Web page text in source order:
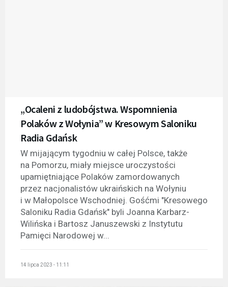
„Ocaleni z ludobójstwa. Wspomnienia
Polaków z Wołynia” w Kresowym Saloniku
Radia Gdańsk
W mijającym tygodniu w całej Polsce, także
na Pomorzu, miały miejsce uroczystości
upamiętniające Polaków zamordowanych
przez nacjonalistów ukraińskich na Wołyniu
i w Małopolsce Wschodniej. Gośćmi "Kresowego
Saloniku Radia Gdańsk" byli Joanna Karbarz-
Wilińska i Bartosz Januszewski z Instytutu
Pamięci Narodowej w...
14 lipca 2023 - 11:11